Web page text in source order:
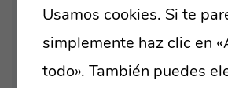
TO A ROBUST
ORGANICALLY
HOLISTIC
Usamos cookies. Si te
simplemente haz clic en
todo». También puedes